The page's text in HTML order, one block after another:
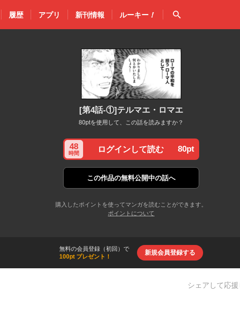
履歴 アプリ 新刊情報 ルーキー！ 検索
[第4話-①]テルマエ・ロマエ
80ptを使用して、この話を読みますか？
48
時間 ログインして読む 80pt
この作品の無料公開中の話へ
購入したポイントを使ってマンガを読むことができます。
ポイントについて
無料の会員登録（初回）で
100pt プレゼント！
新規会員登録する
シェアして応援